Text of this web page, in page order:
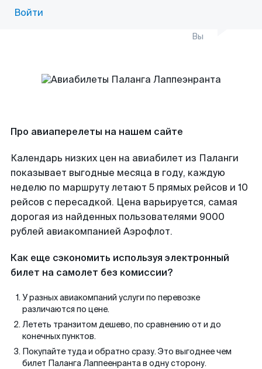
Войти
Вы
Про авиаперелеты на нашем сайте
Календарь низких цен на авиабилет из Паланги
показывает выгодные месяца в году, каждую
неделю по маршруту летают 5 прямых рейсов и 10
рейсов с пересадкой. Цена варьируется, самая
дорогая из найденных пользователями 9000
рублей авиакомпанией Аэрофлот.
Как еще сэкономить используя электронный
билет на самолет без комиссии?
У разных авиакомпаний услуги по перевозке
различаются по цене.
Лететь транзитом дешево, по сравнению от и до
конечных пунктов.
Покупайте туда и обратно сразу. Это выгоднее чем
билет Паланга Лаппеенранта в одну сторону.